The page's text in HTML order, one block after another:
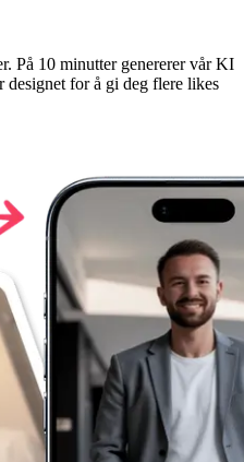
På 10 minutter genererer vår KI
for å gi deg flere likes